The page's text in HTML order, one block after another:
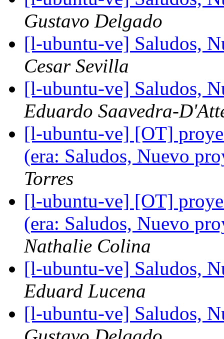
Gustavo Delgado
[l-ubuntu-ve] Saludos,
Cesar Sevilla
[l-ubuntu-ve] Saludos,
Eduardo Saavedra-
[l-ubuntu-ve] [OT]
(era: Saludos, Nuevo
Torres
[l-ubuntu-ve] [OT]
(era: Saludos, Nuevo
Nathalie Colina
[l-ubuntu-ve] Saludos,
Eduard Lucena
[l-ubuntu-ve] Saludos,